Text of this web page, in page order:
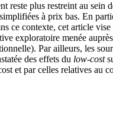
plus restreint au sein
à prix bas. En
ce contexte, cet article
exploratoire menée
Par ailleurs, les
des effets du low-cost
et par celles relatives au